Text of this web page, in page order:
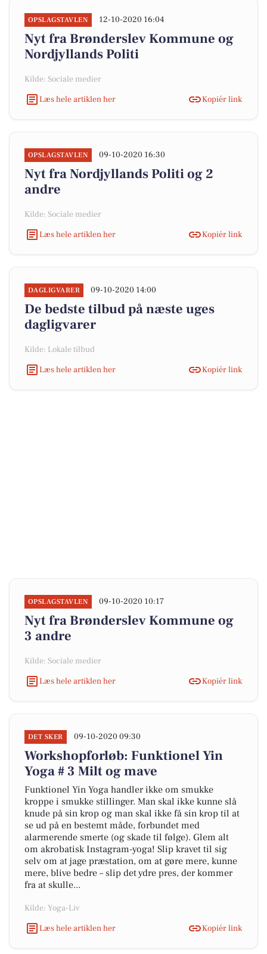
OPSLAGSTAVLEN 12-10-2020 16:04
Nyt fra Brønderslev Kommune og
Nordjyllands Politi
Kilde: Sociale medier
Læs hele artiklen her
Kopiér link
OPSLAGSTAVLEN 09-10-2020 16:30
Nyt fra Nordjyllands Politi og 2
andre
Kilde: Sociale medier
Læs hele artiklen her
Kopiér link
DAGLIGVARER 09-10-2020 14:00
De bedste tilbud på næste uges
dagligvarer
Kilde: Lokale tilbud
Læs hele artiklen her
Kopiér link
OPSLAGSTAVLEN 09-10-2020 10:17
Nyt fra Brønderslev Kommune og
3 andre
Kilde: Sociale medier
Læs hele artiklen her
Kopiér link
DET SKER 09-10-2020 09:30
Workshopforløb: Funktionel Yin
Yoga # 3 Milt og mave
Funktionel Yin Yoga handler ikke om smukke
kroppe i smukke stillinger. Man skal ikke kunne slå
knude på sin krop og man skal ikke få sin krop til at
se ud på en bestemt måde, forbundet med
alarmerende smerte (og skade til følge). Glem alt
om akrobatisk Instagram-yoga! Slip kravet til sig
selv om at jage præstation, om at gøre mere, kunne
mere, blive bedre – slip det ydre pres, der kommer
fra at skulle...
Kilde: Yoga-Liv
Læs hele artiklen her
Kopiér link